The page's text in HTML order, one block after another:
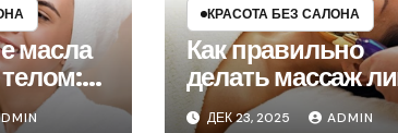
масла
телом:
КРАСОТА БЕЗ САЛОНА
Как правильно
делать массаж
ложками
ДЕК 23, 2025 ADMIN